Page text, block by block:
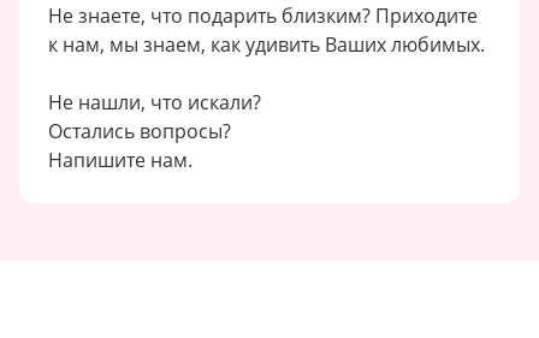
Не знаете, что подарить близким? Приходите
к нам, мы знаем, как удивить Ваших любимых.
Не нашли, что искали?
Остались вопросы?
Напишите нам.